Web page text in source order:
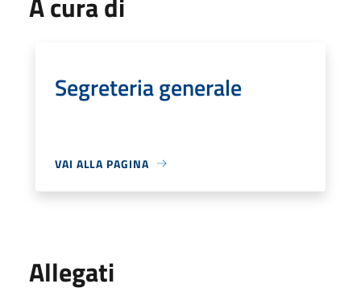
Segreteria generale
VAI ALLA PAGINA
Allegati